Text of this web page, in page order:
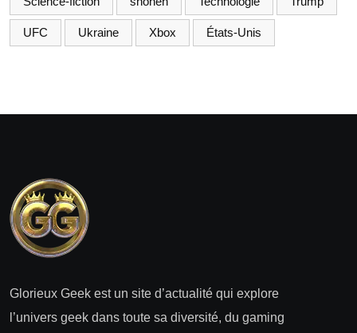
UFC Ukraine Xbox États-Unis
Glorieux Geek est un site d’actualité qui explore
l’univers geek dans toute sa diversité, du gaming